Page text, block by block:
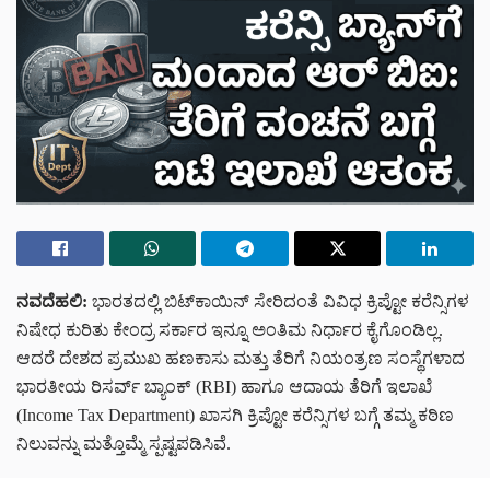
ನವದೆಹಲಿ: ಭಾರತದಲ್ಲಿ ಬಿಟ್‌ಕಾಯಿನ್ ಸೇರಿದಂತೆ ವಿವಿಧ ಕ್ರಿಪ್ಟೋ ಕರೆನ್ಸಿಗಳ
ನಿಷೇಧ ಕುರಿತು ಕೇಂದ್ರ ಸರ್ಕಾರ ಇನ್ನೂ ಅಂತಿಮ ನಿರ್ಧಾರ ಕೈಗೊಂಡಿಲ್ಲ.
ಆದರೆ ದೇಶದ ಪ್ರಮುಖ ಹಣಕಾಸು ಮತ್ತು ತೆರಿಗೆ ನಿಯಂತ್ರಣ ಸಂಸ್ಥೆಗಳಾದ
ಭಾರತೀಯ ರಿಸರ್ವ್ ಬ್ಯಾಂಕ್ (RBI) ಹಾಗೂ ಆದಾಯ ತೆರಿಗೆ ಇಲಾಖೆ
(Income Tax Department) ಖಾಸಗಿ ಕ್ರಿಪ್ಟೋ ಕರೆನ್ಸಿಗಳ ಬಗ್ಗೆ ತಮ್ಮ ಕಠಿಣ
ನಿಲುವನ್ನು ಮತ್ತೊಮ್ಮೆ ಸ್ಪಷ್ಟಪಡಿಸಿವೆ.